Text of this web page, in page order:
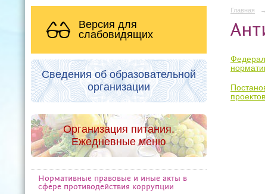
Версия для
слабовидящих
Сведения об образовательной
организации
Организация питания.
Ежедневные меню
Нормативные правовые и иные акты в
сфере противодействия коррупции
Главная →